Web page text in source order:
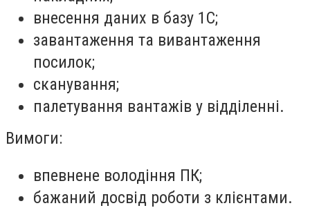
внесення даних в базу 1С;
завантаження та вивантаження
посилок;
сканування;
палетування вантажів у відділенні.
Вимоги:
впевнене володіння ПК;
бажаний досвід роботи з клієнтами.